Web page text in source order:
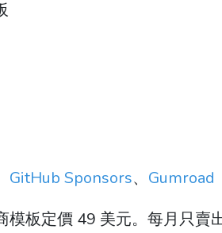
GitHub Sponsors、 Gumroad
模板定價 49 美元。每月只賣